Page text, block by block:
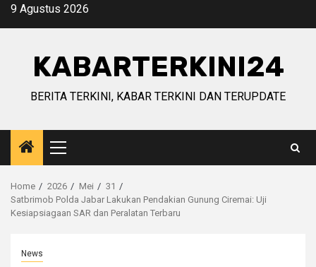
Skip9 Agustus 2026
KABARTERKINI24
BERITA TERKINI, KABAR TERKINI DAN TERUPDATE
Primary
Menu
Home 2026 Mei
31
Satbrimob Polda Jabar Lakukan Pendakian Gunung Ciremai: Uji
Kesiapsiagaan SAR dan Peralatan Terbaru
News